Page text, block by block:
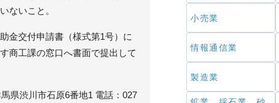
ないこと。
金交付申請書（様式第1号）に
商工課の窓口へ書面で提出して
県渋川市石原6番地1 電話：027
小売業
情報通信業
製造業